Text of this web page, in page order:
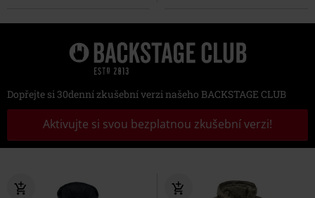
Dopřejte si 30denní zkušební verzi našeho BACKSTAGE CLUB
Aktivujte si svou bezplatnou zkušební verzi!